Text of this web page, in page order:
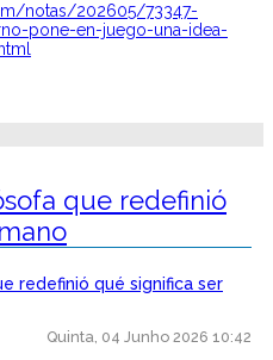
notas/202605/73347-
pone-en-juego-una-idea-
que redefinió
Quinta, 04 Junho 2026 10:42